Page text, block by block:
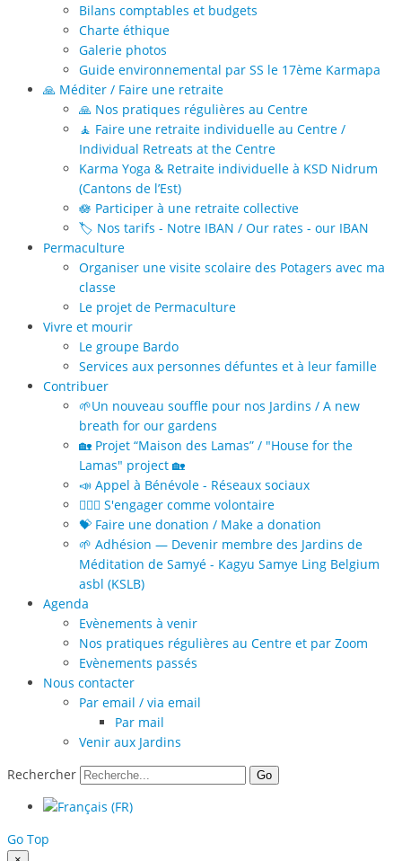
Bilans comptables et budgets
Charte éthique
Galerie photos
Guide environnemental par SS le 17ème Karmapa
🙏 Méditer / Faire une retraite
🙏 Nos pratiques régulières au Centre
🧘 Faire une retraite individuelle au Centre /
Individual Retreats at the Centre
Karma Yoga & Retraite individuelle à KSD Nidrum
(Cantons de l’Est)
🪷 Participer à une retraite collective
🏷️ Nos tarifs - Notre IBAN / Our rates - our IBAN
Permaculture
Organiser une visite scolaire des Potagers avec ma
classe
Le projet de Permaculture
Vivre et mourir
Le groupe Bardo
Services aux personnes défuntes et à leur famille
Contribuer
🌱Un nouveau souffle pour nos Jardins / A new
breath for our gardens
🏡 Projet “Maison des Lamas” / "House for the
Lamas" project 🏡
📣 Appel à Bénévole - Réseaux sociaux
🙋🏻‍♀️ S'engager comme volontaire
💝 Faire une donation / Make a donation
🌱 Adhésion — Devenir membre des Jardins de
Méditation de Samyé - Kagyu Samye Ling Belgium
asbl (KSLB)
Agenda
Evènements à venir
Nos pratiques régulières au Centre et par Zoom
Evènements passés
Nous contacter
Par email / via email
Par mail
Venir aux Jardins
Rechercher
Go
Go Top